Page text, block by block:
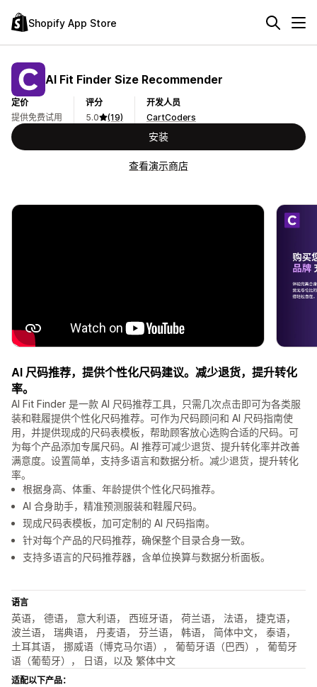
Shopify App Store
AI Fit Finder Size Recommender
定价
提供免费试用
评分
5.0
(19)
开发人员
CartCoders
安装
查看演示商店
AI 尺码推荐，提供个性化尺码建议。减少退货，提升转化
率。
AI Fit Finder 是一款 AI 尺码推荐工具，只需几次点击即可为各类服
装和鞋履提供个性化尺码推荐。可作为尺码顾问和 AI 尺码指南使
用，并提供现成的尺码表模板，帮助顾客放心选购合适的尺码。可
为每个产品添加专属尺码。AI 推荐可减少退货、提升转化率并改善
满意度。设置简单，支持多语言和数据分析。减少退货，提升转化
率。
根据身高、体重、年龄提供个性化尺码推荐。
AI 合身助手，精准预测服装和鞋履尺码。
现成尺码表模板，加可定制的 AI 尺码指南。
针对每个产品的尺码推荐，确保整个目录合身一致。
支持多语言的尺码推荐器，含单位换算与数据分析面板。
语言
英语， 德语， 意大利语， 西班牙语， 荷兰语， 法语， 捷克语，
波兰语， 瑞典语， 丹麦语， 芬兰语， 韩语， 简体中文， 泰语，
土耳其语， 挪威语（博克马尔语）， 葡萄牙语（巴西）， 葡萄牙
语（葡萄牙）， 日语，以及 繁体中文
适配以下产品：